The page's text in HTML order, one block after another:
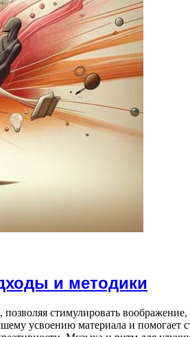
и методики
стимулировать
усвоению материала и помогает